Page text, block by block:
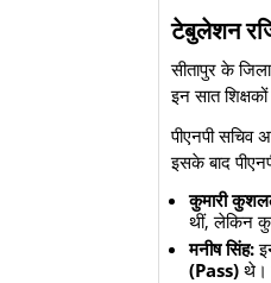
​टेबुलेशन
​सीतापुर के
इन सात
​पीएनपी सचिव
इसके बाद
कुमारी
थीं, लेकिन
मनीष सिंह:
(Pass) थे।